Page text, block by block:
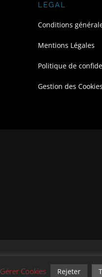
LEGAL
Conditions
Mentions Légales
Politique de
Gestion des Cookies
Gérer Cookies Rejeter